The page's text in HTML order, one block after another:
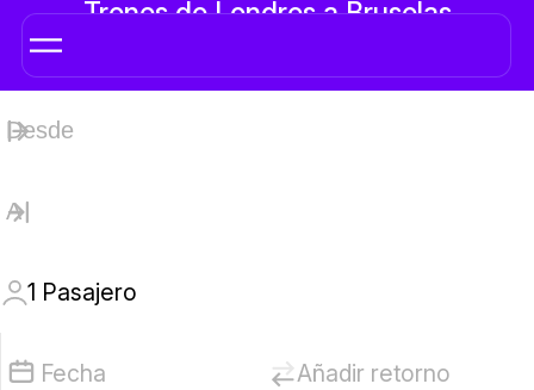
Trenes de Londres a Bruselas
1 Pasajero
Fecha Añadir retorno